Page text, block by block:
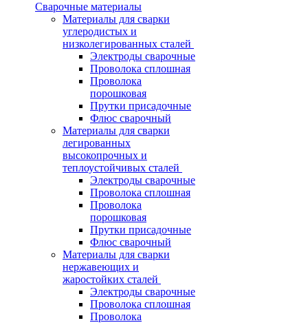
Сварочные материалы
Материалы для сварки
углеродистых и
низколегированных сталей
Электроды сварочные
Проволока сплошная
Проволока
порошковая
Прутки присадочные
Флюс сварочный
Материалы для сварки
легированных
высокопрочных и
теплоустойчивых сталей
Электроды сварочные
Проволока сплошная
Проволока
порошковая
Прутки присадочные
Флюс сварочный
Материалы для сварки
нержавеющих и
жаростойких сталей
Электроды сварочные
Проволока сплошная
Проволока